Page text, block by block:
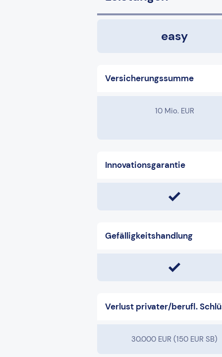
easy
Versicherungssumme
10 Mio. EUR
Innovationsgarantie
Gefälligkeitshandlung
Verlust privater/berufl.
30.000 EUR (150 EUR SB)